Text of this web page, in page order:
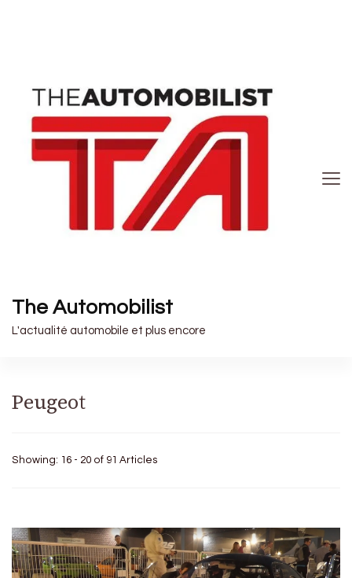
The Automobilist
L'actualité automobile et plus encore
Peugeot
Showing: 16 - 20 of 91 Articles